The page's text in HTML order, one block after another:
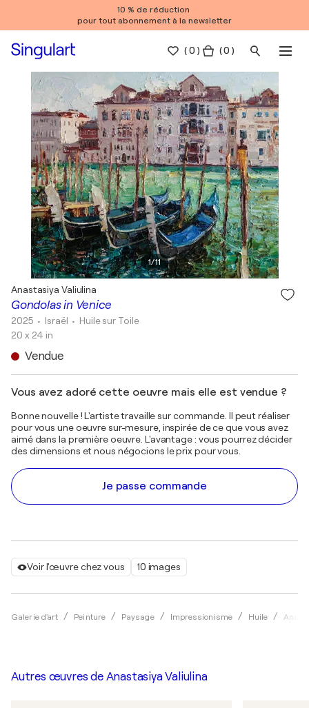
10 % de réduction
pour tout abonnement à la newsletter
(0 ) ( 0 )
1/11
Voir l'œuvre chez vous 10 images
Galerie d'art Peinture Paysage Impressionisme Huile
Gondolas in Venice
Anastasiya Valiulina
2025 • Israël • Huile sur Toile
20 x 24 in
Vendue
Vous avez adoré cette oeuvre mais elle est vendue ?
Bonne nouvelle ! L'artiste travaille sur commande. Il peut réaliser
pour vous une oeuvre sur-mesure, inspirée de ce que vous avez
aimé dans la première oeuvre. L'avantage : vous pourrez décider
des dimensions et nous négocions le prix pour vous.
Je passe commande
Autres œuvres de Anastasiya Valiulina